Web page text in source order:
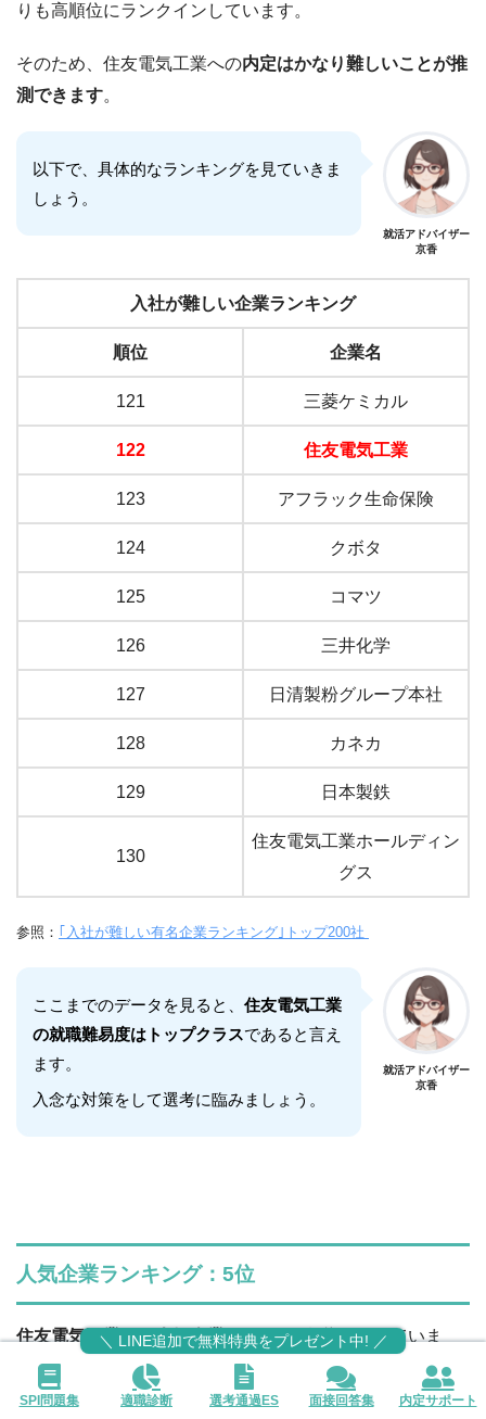
りも高順位にランクインしています。
そのため、住友電気工業への内定はかなり難しいことが推
測できます。
以下で、具体的なランキングを見ていきま
しょう。
就活アドバイザー
京香
入社が難しい企業ランキング
順位 企業名
121 三菱ケミカル
122 住友電気工業
123 アフラック生命保険
124 クボタ
125 コマツ
126 三井化学
127 日清製粉グループ本社
128 カネカ
129 日本製鉄
130
住友電気工業ホールディン
グス
参照： ｢入社が難しい有名企業ランキング｣トップ200社
ここまでのデータを見ると、 住友電気工業
の就職難易度はトップクラスであると言え
ます。
入念な対策をして選考に臨みましょう。
就活アドバイザー
京香
人気企業ランキング：5位
住友電気工業は、人気企業ランキング5位 となっていま
す。
SPI問題集 適職診断 選考通過ES 面接回答集 内定サポート
＼ LINE追加で無料特典をプレゼント中! ／